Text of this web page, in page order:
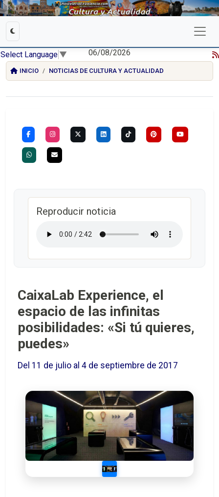
Select Language ▼ 06/08/2026
INICIO NOTICIAS DE CULTURA Y ACTUALIDAD
Reproducir noticia
CaixaLab Experience, el
espacio de las infinitas
posibilidades: «Si tú quieres,
puedes»
Del 11 de julio al 4 de septiembre de 2017